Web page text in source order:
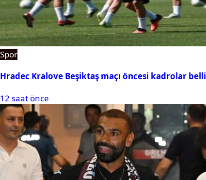
Spor
Hradec Kralove Beşiktaş maçı öncesi kadrolar belli
12 saat önce